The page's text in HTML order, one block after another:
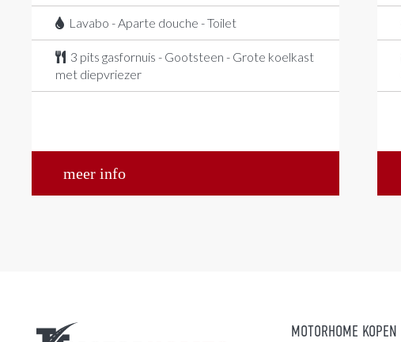
Lavabo - Aparte douche - Toilet
3 pits gasfornuis - Gootsteen - Grote koelkast
met diepvriezer
meer info
MOTORHOME KOPEN